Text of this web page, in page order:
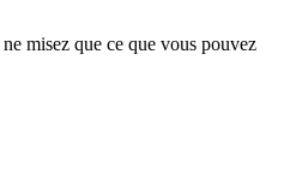
misez que ce que vous pouvez